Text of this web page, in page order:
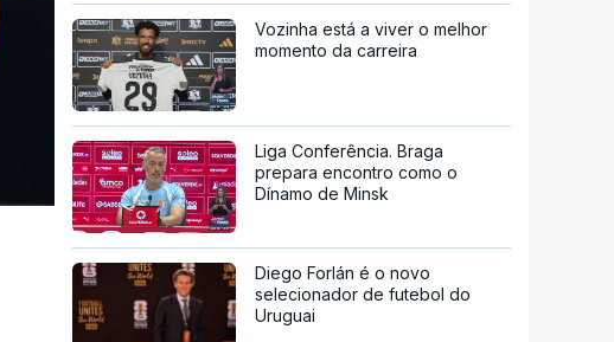
Vozinha está a viver o melhor
momento da carreira
Liga Conferência. Braga
prepara encontro como o
Dínamo de Minsk
Diego Forlán é o novo
selecionador de futebol do
Uruguai